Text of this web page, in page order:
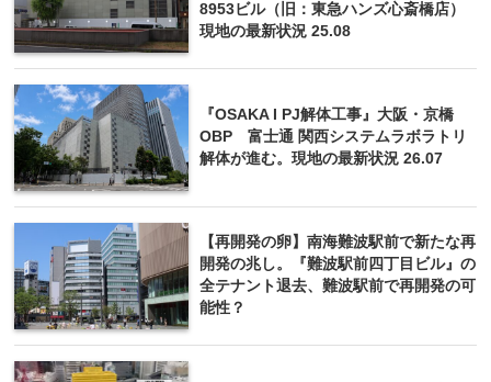
8953ビル（旧：東急ハンズ心斎橋店）
現地の最新状況 25.08
『OSAKA I PJ解体工事』大阪・京橋
OBP 富士通 関西システムラボラトリ
解体が進む。現地の最新状況 26.07
【再開発の卵】南海難波駅前で新たな再
開発の兆し。『難波駅前四丁目ビル』の
全テナント退去、難波駅前で再開発の可
能性？